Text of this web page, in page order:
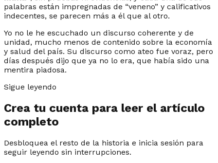
palabras están impregnadas de “veneno” y calificativos
indecentes, se parecen más a él que al otro.
Yo no le he escuchado un discurso coherente y de
unidad, mucho menos de contenido sobre la economía
y salud del país. Su discurso como ateo fue voraz, pero
días después dijo que ya no lo era, que había sido una
mentira piadosa.
Sigue leyendo
Crea tu cuenta para leer el artículo
completo
Desbloquea el resto de la historia e inicia sesión para
seguir leyendo sin interrupciones.